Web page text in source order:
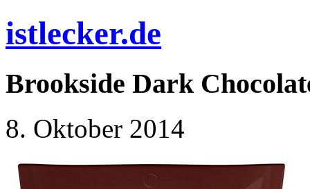
istlecker.de
Brookside Dark
8. Oktober 2014